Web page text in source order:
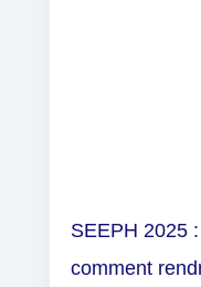
SEEPH 2025
comment